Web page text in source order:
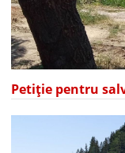
Petiție pentru